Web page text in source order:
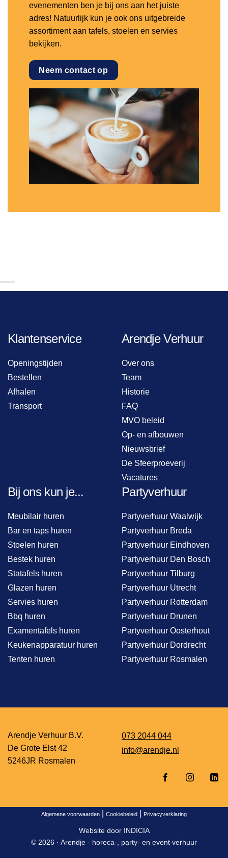
evenementen ben je bij ons aan het juiste
adres! Natuurlijk kun je ook ons uitgebreide
assortiment aan tafels, stoelen en servies
bekijken.
Neem contact op
Klantenservice
Openingstijden
Bestellen
Afhalen
Transport
Arendje Verhuur
Over ons
Team
Historie
FAQ
MVO beleid
Op- en afbouwen
Nieuwsbrief
De Sfeerproeverij
Vacatures
Bij ons kun je...
Meubilair huren
Bar en taps huren
Stoelen huren
Bestek huren
Statafels huren
Glazen huren
Servies huren
Bbq huren
Examentafels huren
Keukenapparatuur huren
Tenten huren
Partyverhuur
Partyverhuur Waalwijk
Partyverhuur Breda
Partyverhuur Eindhoven
Partyverhuur Den Bosch
Partyverhuur Tilburg
Partyverhuur Utrecht
Partyverhuur Rotterdam
Partyverhuur Drunen
Partyverhuur Oosterhout
Partyverhuur Dordrecht
Partyverhuur Rosmalen
Arendje Verhuur B.V.
De Grote Elst 42
5246JR Rosmalen
073 2044 044
info@arendje.nl
Algemene voorwaarden Cookiebeleid Privacyverklaring
Website door INDICIA
© 2026 · Arendje - horeca-, party- en event verhuur